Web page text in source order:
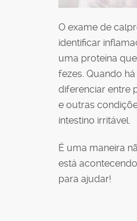
O exame de
identificar
uma proteína
fezes. Quando
diferenciar entre
e outras
intestino irritável.
É uma maneira
está
para ajudar!